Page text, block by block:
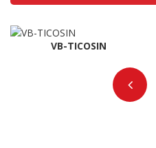
VB-TICOSIN